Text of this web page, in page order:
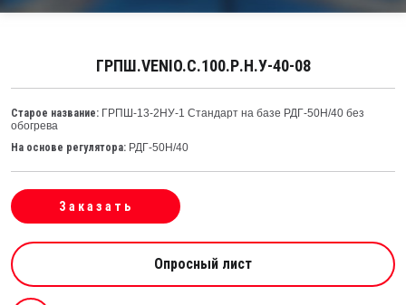
ГРПШ.VENIO.C.100.Р.Н.У-40-08
Старое название: ГРПШ-13-2НУ-1 Стандарт на базе РДГ-50Н/40 без
обогрева
На основе регулятора: РДГ-50Н/40
Заказать
Опросный лист